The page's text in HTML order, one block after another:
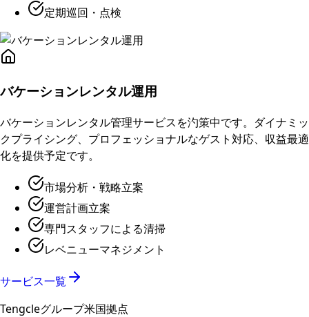
定期巡回・点検
バケーションレンタル運用
バケーションレンタル管理サービスを汋策中です。ダイナミッ
クプライシング、プロフェッショナルなゲスト対応、収益最適
化を提供予定です。
市場分析・戦略立案
運営計画立案
専門スタッフによる清掃
レベニューマネジメント
サービス一覧
Tengcleグループ米国拠点